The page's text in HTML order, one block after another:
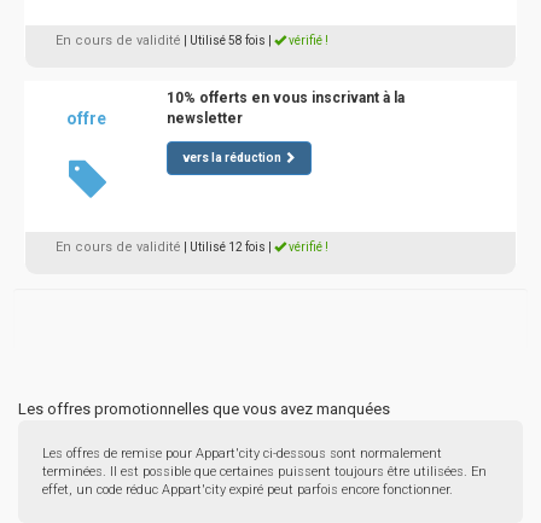
En cours de validité | Utilisé 58 fois vérifié !
offre
10% offerts en vous inscrivant à la
newsletter
vers la réduction
En cours de validité | Utilisé 12 fois vérifié !
Les offres promotionnelles que vous avez manquées
Les offres de remise pour Appart'city ci-dessous sont normalement
terminées. Il est possible que certaines puissent toujours être utilisées. En
effet, un code réduc Appart'city expiré peut parfois encore fonctionner.